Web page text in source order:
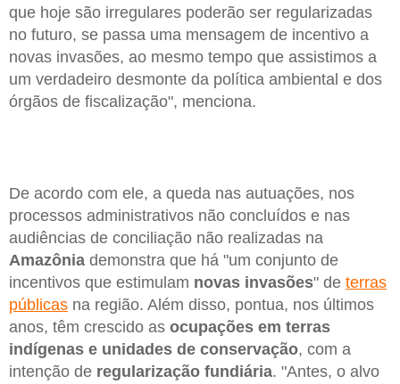
que hoje são irregulares poderão ser regularizadas
no futuro, se passa uma mensagem de incentivo a
novas invasões, ao mesmo tempo que assistimos a
um verdadeiro desmonte da política ambiental e dos
órgãos de fiscalização", menciona.
De acordo com ele, a queda nas autuações, nos
processos administrativos não concluídos e nas
audiências de conciliação não realizadas na
Amazônia demonstra que há "um conjunto de
incentivos que estimulam novas invasões" de terras
públicas na região. Além disso, pontua, nos últimos
anos, têm crescido as ocupações em terras
indígenas e unidades de conservação, com a
intenção de regularização fundiária. "Antes, o alvo